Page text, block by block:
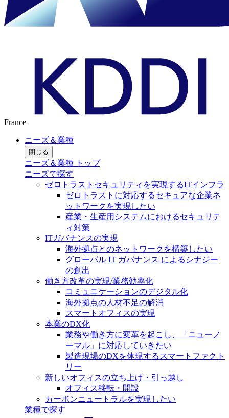
France
ニーズ＆業種
閉じる
ニーズ＆業種 トップ
ニーズで探す
ゼロトラストセキュリティを実現するITインフラ
ゼロトラストに対応するセキュアな企業ネ
ットワークを実現したい
産業・生産用システムにおけるセキュリテ
ィ対策
ITガバナンスの実現
海外拠点とのネットワークを構築したい
グローバル IT ガバナンス によるシナジー
の創出
働き方改革の実現/業務効率化
コミュニケーションのデジタル化
海外拠点の人材不足の解消
スマートオフィスの実現
本業のDX化
業務や働き方に変革を起こし、「ニューノ
ーマル」に対応していきたい
製造現場のDXを体現するスマートファクト
リー
新しいオフィスの立ち上げ・引っ越し
オフィス移転・開設
カーボンニュートラルを実現したい
業種で探す